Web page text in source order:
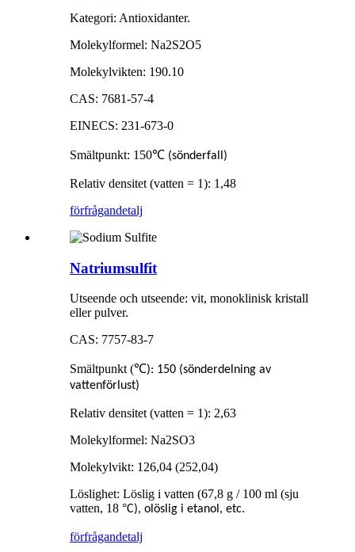
Kategori: Antioxidanter.
Molekylformel: Na2S2O5
Molekylvikten: 190.10
CAS: 7681-57-4
EINECS: 231-673-0
Smältpunkt: 150℃ (sönderfall)
Relativ densitet (vatten = 1): 1,48
förfrågandetalj
Natriumsulfit
Utseende och utseende: vit, monoklinisk kristall
eller pulver.
CAS: 7757-83-7
Smältpunkt (℃): 150 (sönderdelning av
vattenförlust)
Relativ densitet (vatten = 1): 2,63
Molekylformel: Na2SO3
Molekylvikt: 126,04 (252,04)
Löslighet: Löslig i vatten (67,8 g / 100 ml (sju
vatten, 18 °C), olöslig i etanol, etc.
förfrågandetalj